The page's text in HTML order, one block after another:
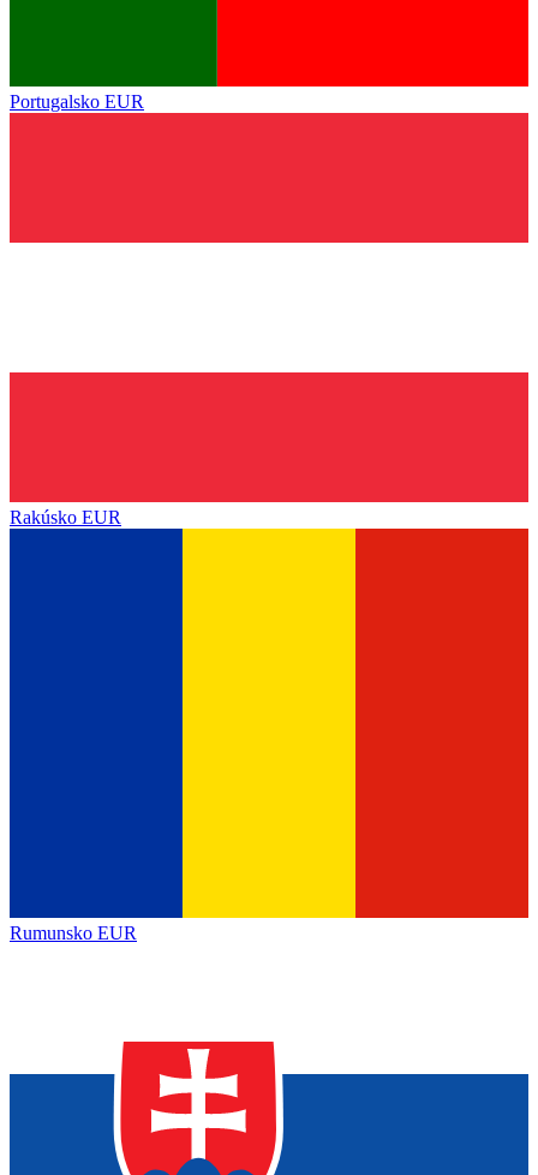
Portugalsko EUR
Rakúsko EUR
Rumunsko EUR